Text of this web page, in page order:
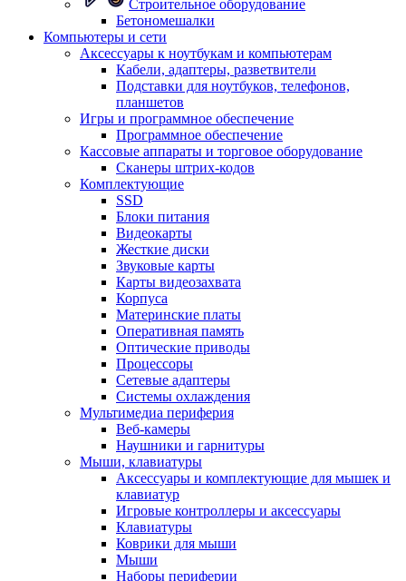
Строительное оборудование
Бетономешалки
Компьютеры и сети
Аксессуары к ноутбукам и компьютерам
Кабели, адаптеры, разветвители
Подставки для ноутбуков, телефонов,
планшетов
Игры и программное обеспечение
Программное обеспечение
Кассовые аппараты и торговое оборудование
Сканеры штрих-кодов
Комплектующие
SSD
Блоки питания
Видеокарты
Жесткие диски
Звуковые карты
Карты видеозахвата
Корпуса
Материнские платы
Оперативная память
Оптические приводы
Процессоры
Сетевые адаптеры
Системы охлаждения
Мультимедиа периферия
Веб-камеры
Наушники и гарнитуры
Мыши, клавиатуры
Аксессуары и комплектующие для мышек и
клавиатур
Игровые контроллеры и аксессуары
Клавиатуры
Коврики для мыши
Мыши
Наборы периферии